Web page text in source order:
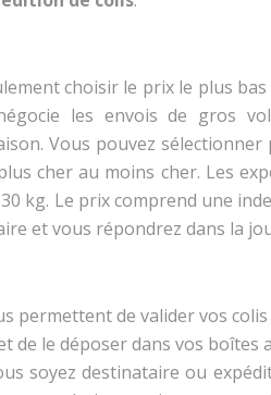
choisir le prix le plus
les envois de gros
Vous pouvez
cher au moins cher. Les
kg. Le prix comprend une
et vous répondrez dans la
permettent de valider vos
de le déposer dans vos boîtes
soyez destinataire ou